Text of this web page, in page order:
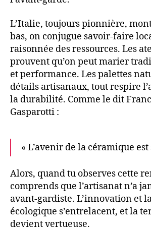
L’Italie, toujours pionnière,
bas, on conjugue savoir-faire
raisonnée des ressources. Les
prouvent qu’on peut marier
et performance. Les palettes
détails artisanaux, tout respire
la durabilité. Comme le dit
Gasparotti :
« L’avenir de la céramique est
Alors, quand tu observes cette
comprends que l’artisanat n’a
avant-gardiste. L’innovation et
écologique s’entrelacent, et la
devient vertueuse.